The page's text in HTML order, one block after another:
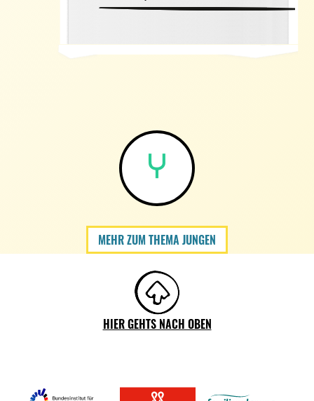
MEHR ZUM THEMA JUNGEN
HIER GEHTS NACH OBEN